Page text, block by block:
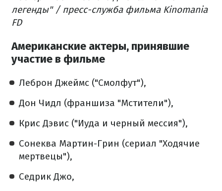
легенды" / пресс-служба фильма Kinomania
FD
Американские актеры, принявшие
участие в фильме
Леброн Джеймс ("Смолфут"),
Дон Чидл (франшиза "Мстители"),
Крис Дэвис ("Иуда и черный мессия"),
Сонеква Мартин-Грин (сериал "Ходячие
мертвецы"),
Седрик Джо,